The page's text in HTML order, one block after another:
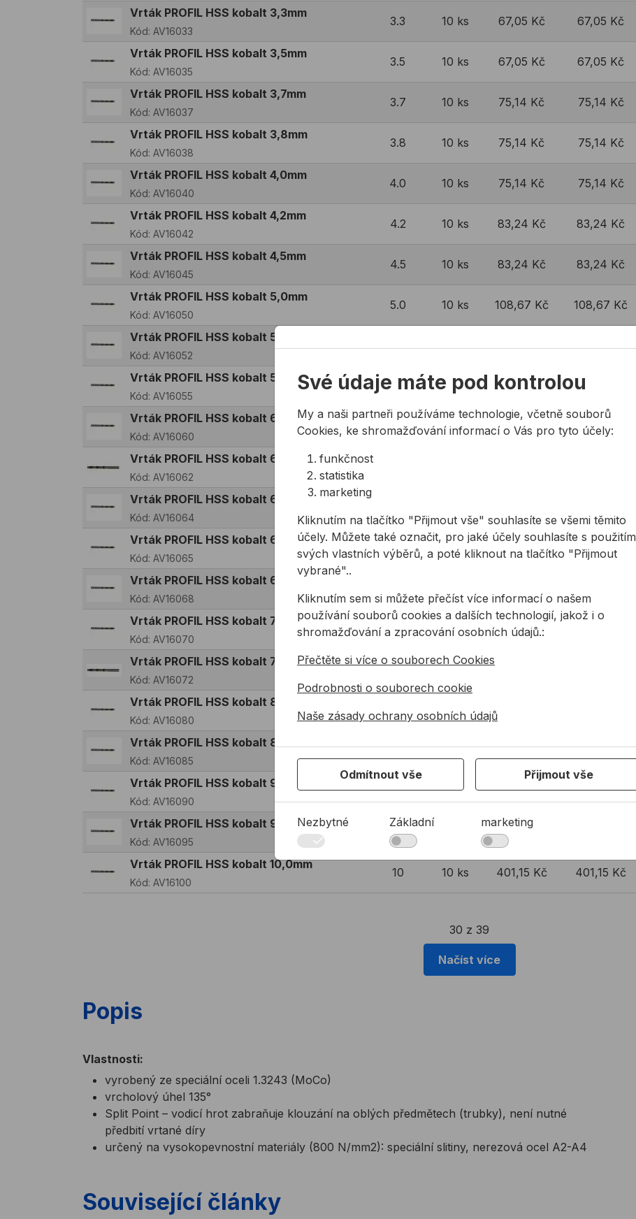
Vrták PROFIL HSS kobalt 3,3mm
Kód: AV16033
3.3 10 ks 67,05 Kč 67,05 Kč
Vrták PROFIL HSS kobalt 3,5mm
Kód: AV16035
3.5 10 ks 67,05 Kč 67,05 Kč
Vrták PROFIL HSS kobalt 3,7mm
Kód: AV16037
3.7 10 ks 75,14 Kč 75,14 Kč
Vrták PROFIL HSS kobalt 3,8mm
Kód: AV16038
3.8 10 ks 75,14 Kč 75,14 Kč
Vrták PROFIL HSS kobalt 4,0mm
Kód: AV16040
4.0 10 ks 75,14 Kč 75,14 Kč
Vrták PROFIL HSS kobalt 4,2mm
Kód: AV16042
4.2 10 ks 83,24 Kč 83,24 Kč
Vrták PROFIL HSS kobalt 4,5mm
Kód: AV16045
4.5 10 ks 83,24 Kč 83,24 Kč
Vrták PROFIL HSS kobalt 5,0mm
Kód: AV16050
5.0 10 ks 108,67 Kč 108,67 Kč
Vrták PROFIL HSS kobalt 5,2mm
Kód: AV16052
5.2 10 ks 116,76 Kč 116,76 Kč
Vrták PROFIL HSS kobalt 5,5mm
Kód: AV16055
5.5 10 ks 116,76 Kč 116,76 Kč
Vrták PROFIL HSS kobalt 6,0mm
Kód: AV16060
6.0 10 ks 134,10 Kč 134,10 Kč
Vrták PROFIL HSS kobalt 6,2mm
Kód: AV16062
Vrták PROFIL HSS kobalt 6,4mm
Kód: AV16064
56,88 Kč
Vrták PROFIL HSS kobalt 6,5mm
Kód: AV16065
6.5 10 ks 142,20 Kč 142,20 Kč
Vrták PROFIL HSS kobalt 6,8mm
Kód: AV16068
Vrták PROFIL HSS kobalt 7,0mm
Kód: AV16070
7.0 10 ks 167,62 Kč
Vrták PROFIL HSS kobalt 7,2mm
Kód: AV16072
7.2 10 ks
Vrták PROFIL HSS kobalt 8,0mm
Kód: AV16080
10 ks 258,95 Kč
Vrták PROFIL HSS kobalt 8,5mm
Kód: AV16085
8.5 10 ks 276,30 Kč 276,30 Kč
Vrták PROFIL HSS kobalt 9,0mm
Kód: AV16090
9.0 10 ks 317,92 Kč 317,92 Kč
Vrták PROFIL HSS kobalt 9,5mm
Kód: AV16095
9.5 137,34 Kč
Vrták PROFIL HSS kobalt 10,0mm
Kód: AV16100
10 10 ks 401,15 Kč 401,15 Kč
30 z 39
Načíst více
Popis
Vlastnosti:
vyrobený ze speciální oceli 1.3243 (MoCo)
vrcholový úhel 135°
Split Point – vodicí hrot zabraňuje klouzání na oblých předmětech (trubky), není nutné
předbití vrtané díry
určený na vysokopevnostní materiály (800 N/mm2): speciální slitiny, nerezová ocel A2-A4
Související články
Své údaje máte pod kontrolou
My a naši partneři používáme technologie, včetně souborů
Cookies, ke shromažďování informací o Vás pro tyto účely:
funkčnost
statistika
marketing
Kliknutím na tlačítko "Přijmout vše" souhlasíte se všemi těmito
účely. Můžete také označit, pro jaké účely souhlasíte s použitím
svých vlastních výběrů, a poté kliknout na tlačítko "Přijmout
vybrané"..
Kliknutím sem si můžete přečíst více informací o našem
používání souborů cookies a dalších technologií, jakož i o
shromažďování a zpracování osobních údajů.:
Přečtěte si více o souborech Cookies
Podrobnosti o souborech cookie
Naše zásady ochrany osobních údajů
Odmítnout vše Přijmout vše
Nezbytné Základní marketing